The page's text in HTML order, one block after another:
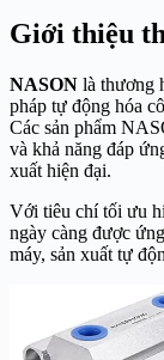
Giới thiệu
NASON là thương
pháp tự động hóa
Các sản phẩm
và khả năng đáp
xuất hiện đại.
Với tiêu chí tối ưu
ngày càng được
máy, sản xuất tự